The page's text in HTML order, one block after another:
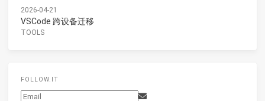
2026-04-21
VSCode 跨设备迁移
TOOLS
FOLLOW.IT